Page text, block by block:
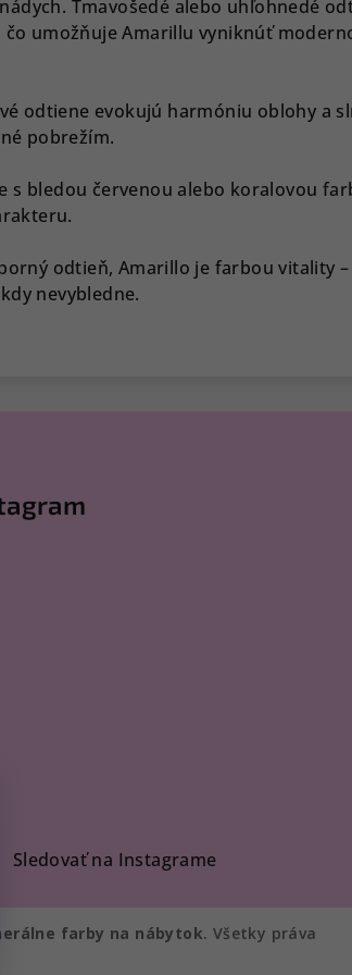
Tmavošedé alebo uhľohnedé
umožňuje Amarillu vyniknúť
odtiene evokujú harmóniu oblohy a
pobrežím.
s bledou červenou alebo koralovou
odtieň, Amarillo je farbou vitality –
nevybledne.
Sledovať na Instagrame
farby na nábytok. Všetky práva